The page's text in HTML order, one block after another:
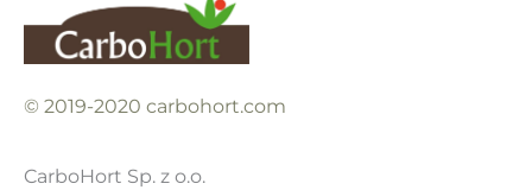
© 2019-2020 carbohort.com
CarboHort Sp. z o.o.